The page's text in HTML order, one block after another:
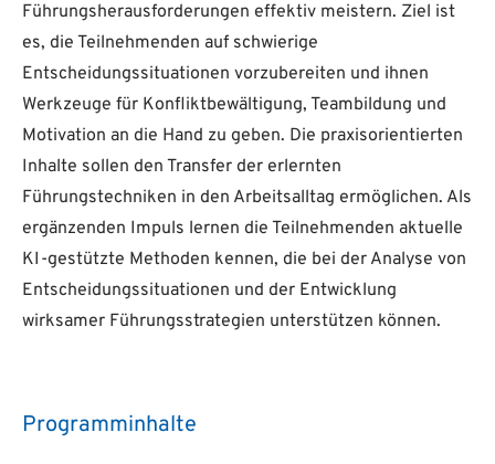
Führungsherausforderungen effektiv meistern. Ziel ist
es, die Teilnehmenden auf schwierige
Entscheidungssituationen vorzubereiten und ihnen
Werkzeuge für Konfliktbewältigung, Teambildung und
Motivation an die Hand zu geben. Die praxisorientierten
Inhalte sollen den Transfer der erlernten
Führungstechniken in den Arbeitsalltag ermöglichen. Als
ergänzenden Impuls lernen die Teilnehmenden aktuelle
KI-gestützte Methoden kennen, die bei der Analyse von
Entscheidungssituationen und der Entwicklung
wirksamer Führungsstrategien unterstützen können.
Programminhalte